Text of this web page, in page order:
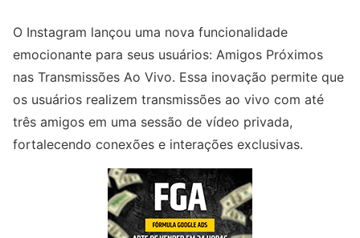
O Instagram lançou uma nova funcionalidade
emocionante para seus usuários: Amigos Próximos
nas Transmissões Ao Vivo. Essa inovação permite que
os usuários realizem transmissões ao vivo com até
três amigos em uma sessão de vídeo privada,
fortalecendo conexões e interações exclusivas.